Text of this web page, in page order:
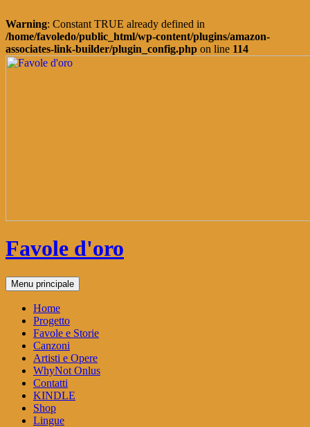
Warning: Constant TRUE already defined in
/home/favoledo/public_html/wp-content/plugins/amazon-
associates-link-builder/plugin_config.php on line 114
Vai
Favole d'oro
Cerca
Menu principale
Home
Progetto
Favole e Storie
Canzoni
Artisti e Opere
WhyNot Onlus
Contatti
KINDLE
Shop
Lingue